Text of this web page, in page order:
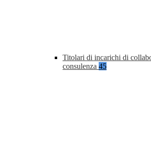
Titolari di incarichi di
consulenza 45